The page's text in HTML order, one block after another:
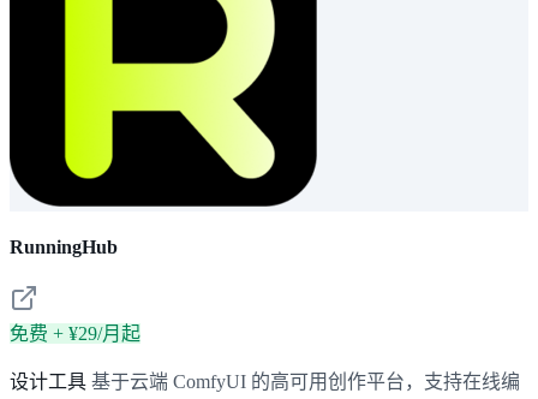
RunningHub
免费 + ¥29/月起
设计工具 基于云端 ComfyUI 的高可用创作平台，支持在线编